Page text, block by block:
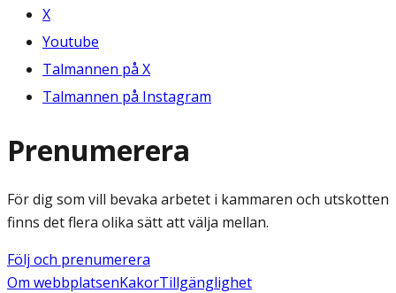
X
Youtube
Talmannen på X
Talmannen på Instagram
Prenumerera
För dig som vill bevaka arbetet i kammaren och utskotten
finns det flera olika sätt att välja mellan.
Följ och prenumerera
Om webbplatsenKakorTillgänglighet